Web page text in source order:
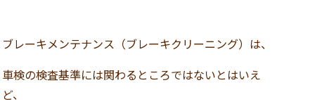
ブレーキメンテナンス（ブレーキクリーニング）は、
車検の検査基準には関わるところではないとはいえ
ど、